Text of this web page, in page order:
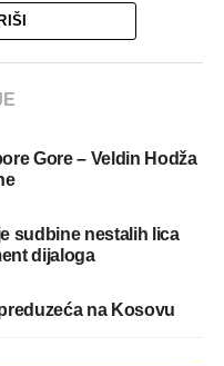
Gore – Veldin Hodža
sudbine nestalih lica
dijaloga
na Kosovu